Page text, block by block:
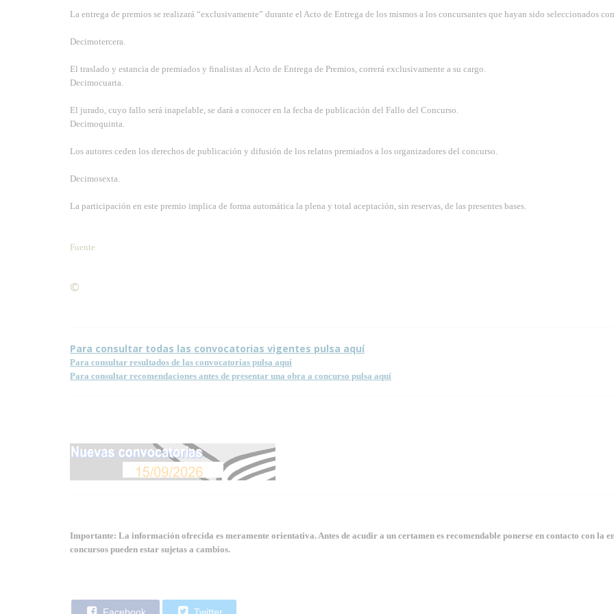
La entrega de premios se realizará “exclusivamente” durante el Acto de Entrega de los mismos a los concursantes que hayan sido seleccionados
Decimotercera.
El traslado y estancia de premiados y finalistas al Acto de Entrega de Premios, correrá exclusivamente a su cargo.
Decimocuarta.
El jurado, cuyo fallo será inapelable, se dará a conocer en la fecha de publicación del Fallo del Concurso.
Decimoquinta.
Los autores ceden los derechos de publicación y difusión de los relatos premiados a los organizadores del concurso.
Decimosexta.
La participación en este premio implica de forma automática la plena y total aceptación, sin reservas, de las presentes bases.
Fuente
©
Para consultar todas las convocatorias vigentes pulsa aquí
Para consultar resultados de las convocatorias pulsa aquí
Para consultar recomendaciones antes de presentar una obra a concurso pulsa aquí
Importante: La información ofrecida es meramente orientativa. Antes de acudir a un certamen es recomendable ponerse en contacto con la
concursos pueden estar sujetas a cambios.
Facebook Twitter